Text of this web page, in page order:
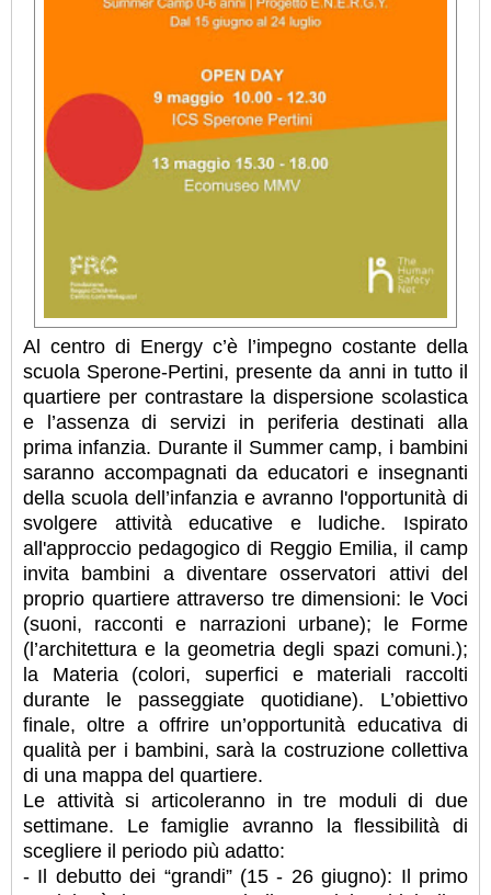
Al centro di Energy c’è l’impegno costante della
scuola Sperone-Pertini, presente da anni in tutto il
quartiere per contrastare la dispersione scolastica
e l’assenza di servizi in periferia destinati alla
prima infanzia. Durante il Summer camp, i bambini
saranno accompagnati da educatori e insegnanti
della scuola dell’infanzia e avranno l'opportunità di
svolgere attività educative e ludiche. Ispirato
all'approccio pedagogico di Reggio Emilia, il camp
invita bambini a diventare osservatori attivi del
proprio quartiere attraverso tre dimensioni: le Voci
(suoni, racconti e narrazioni urbane); le Forme
(l’architettura e la geometria degli spazi comuni.);
la Materia (colori, superfici e materiali raccolti
durante le passeggiate quotidiane). L’obiettivo
finale, oltre a offrire un’opportunità educativa di
qualità per i bambini, sarà la costruzione collettiva
di una mappa del quartiere.
Le attività si articoleranno in tre moduli di due
settimane. Le famiglie avranno la flessibilità di
scegliere il periodo più adatto:
- Il debutto dei “grandi” (15 - 26 giugno): Il primo